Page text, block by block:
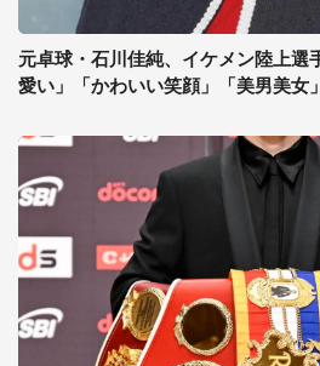
元卓球・石川佳純、イケメン陸上選
愛い」「かわいい笑顔」「美男美女